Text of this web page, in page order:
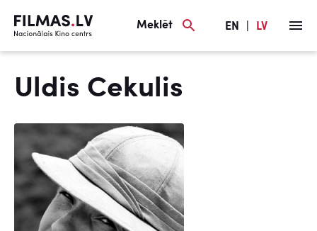
Meklēt EN LV
Uldis Cekulis